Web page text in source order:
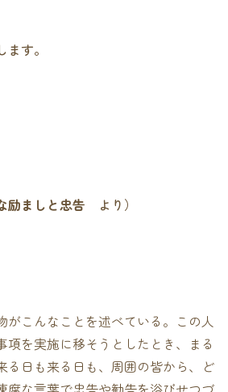
す。
励ましと忠告 より）
がこんなことを述べている。この人
項を実施に移そうとしたとき、まる
る日も来る日も、周囲の皆から、ど